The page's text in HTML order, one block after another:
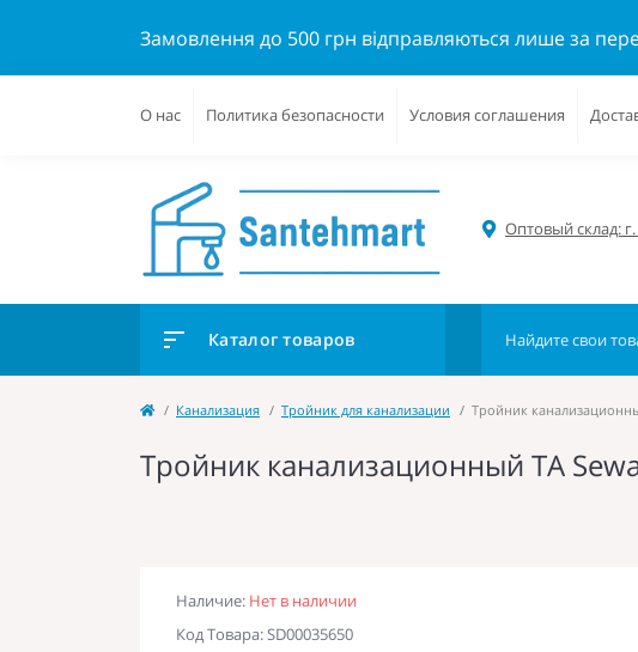
Замовлення до 500 грн відправляються лише за
О нас Политика безопасности Условия соглашения
Оптовый склад:
Каталог товаров
Канализация Тройник для канализации Тройник
Тройник канализационный TA
Наличие: Нет в наличии
Код Товара: SD00035650